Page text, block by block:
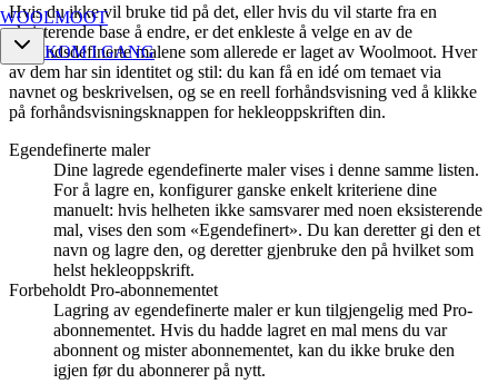
WOOLMOOT
KOM I GANG
Hvis du ikke vil bruke tid på det, eller hvis du vil starte fra en
eksisterende base å endre, er det enkleste å velge en av de
forhåndsdefinerte malene som allerede er laget av Woolmoot. Hver
av dem har sin identitet og stil: du kan få en idé om temaet via
navnet og beskrivelsen, og se en reell forhåndsvisning ved å klikke
på forhåndsvisningsknappen for hekleoppskriften din.
Egendefinerte maler
Dine lagrede egendefinerte maler vises i denne samme listen.
For å lagre en, konfigurer ganske enkelt kriteriene dine
manuelt: hvis helheten ikke samsvarer med noen eksisterende
mal, vises den som «Egendefinert». Du kan deretter gi den et
navn og lagre den, og deretter gjenbruke den på hvilket som
helst hekleoppskrift.
Forbeholdt Pro-abonnementet
Lagring av egendefinerte maler er kun tilgjengelig med Pro-
abonnementet. Hvis du hadde lagret en mal mens du var
abonnent og mister abonnementet, kan du ikke bruke den
igjen før du abonnerer på nytt.